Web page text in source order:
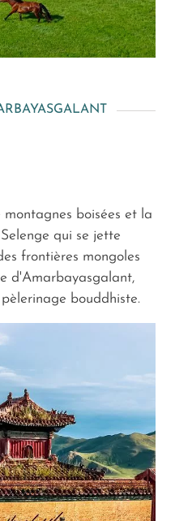
boisées et la
qui se jette
frontières mongoles
d'Amarbayasgalant,
bouddhiste.